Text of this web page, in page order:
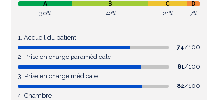
A B C D
30% 42% 21% 7%
1. Accueil du patient
74/100
2. Prise en charge paramédicale
81/100
3. Prise en charge médicale
82/100
4. Chambre